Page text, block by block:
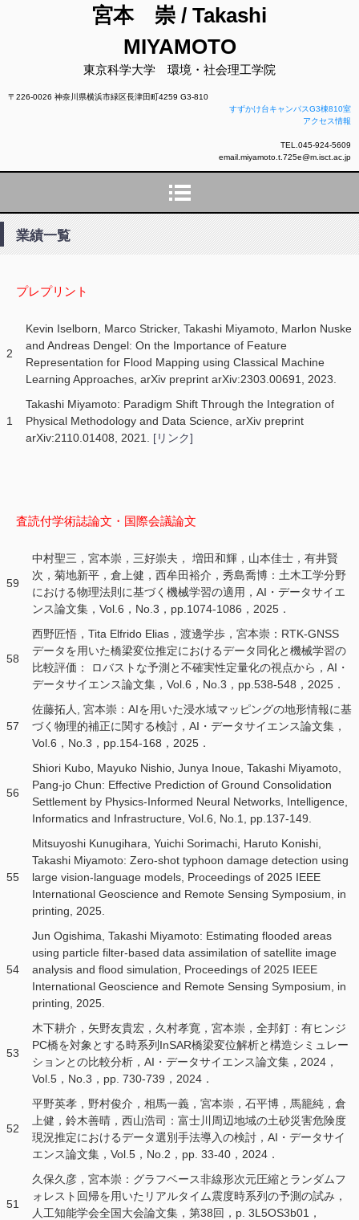
宮本 崇 / Takashi
MIYAMOTO
東京科学大学 環境・社会理工学院
〒226-0026 神奈川県横浜市緑区長津田町4259 G3-810
すずかけ台キャンパスG3棟810室
アクセス情報
TEL.045-924-5609
email.miyamoto.t.725e@m.isct.ac.jp
業績一覧
プレプリント
2
Kevin Iselborn, Marco Stricker, Takashi Miyamoto, Marlon Nuske
and Andreas Dengel: On the Importance of Feature
Representation for Flood Mapping using Classical Machine
Learning Approaches, arXiv preprint arXiv:2303.00691, 2023.
1
Takashi Miyamoto: Paradigm Shift Through the Integration of
Physical Methodology and Data Science, arXiv preprint
arXiv:2110.01408, 2021. [リンク]
査読付学術誌論文・国際会議論文
59
中村聖三，宮本崇，三好崇夫， 増田和輝，山本佳士，有井賢
次，菊地新平，倉上健，西牟田裕介，秀島喬博：土木工学分野
における物理法則に基づく機械学習の適用，AI・データサイエ
ンス論文集，Vol.6，No.3，pp.1074-1086，2025．
58
西野匠悟，Tita Elfrido Elias，渡邊学歩，宮本崇：RTK-GNSS
データを用いた橋梁変位推定におけるデータ同化と機械学習の
比較評価： ロバストな予測と不確実性定量化の視点から，AI・
データサイエンス論文集，Vol.6，No.3，pp.538-548，2025．
57
佐藤拓人, 宮本崇：AIを用いた浸水域マッピングの地形情報に基
づく物理的補正に関する検討，AI・データサイエンス論文集，
Vol.6，No.3，pp.154-168，2025．
56
Shiori Kubo, Mayuko Nishio, Junya Inoue, Takashi Miyamoto,
Pang-jo Chun: Effective Prediction of Ground Consolidation
Settlement by Physics-Informed Neural Networks, Intelligence,
Informatics and Infrastructure, Vol.6, No.1, pp.137-149.
55
Mitsuyoshi Kunugihara, Yuichi Sorimachi, Haruto Konishi,
Takashi Miyamoto: Zero-shot typhoon damage detection using
large vision-language models, Proceedings of 2025 IEEE
International Geoscience and Remote Sensing Symposium, in
printing, 2025.
54
Jun Ogishima, Takashi Miyamoto: Estimating flooded areas
using particle filter-based data assimilation of satellite image
analysis and flood simulation, Proceedings of 2025 IEEE
International Geoscience and Remote Sensing Symposium, in
printing, 2025.
53
木下耕介，矢野友貴宏，久村孝寛，宮本崇，全邦釘：有ヒンジ
PC橋を対象とする時系列InSAR橋梁変位解析と構造シミュレー
ションとの比較分析，AI・データサイエンス論文集，2024，
Vol.5，No.3，pp. 730-739，2024．
52
平野英孝，野村俊介，相馬一義，宮本崇，石平博，馬籠純，倉
上健，鈴木善晴，西山浩司：富士川周辺地域の土砂災害危険度
現況推定におけるデータ選別手法導入の検討，AI・データサイ
エンス論文集，Vol.5，No.2，pp. 33-40，2024．
51
久保久彦，宮本崇：グラフベース非線形次元圧縮とランダムフ
ォレスト回帰を用いたリアルタイム震度時系列の予測の試み，
人工知能学会全国大会論文集，第38回，p. 3L5OS3b01，